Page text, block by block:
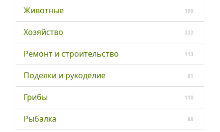
Животные 190
Хозяйство 222
Ремонт и строительство 113
Поделки и рукоделие 81
Грибы 110
Рыбалка 88